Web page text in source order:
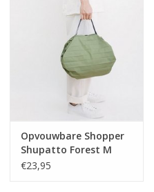
Opvouwbare Shopper
Shupatto Forest M
€23,95